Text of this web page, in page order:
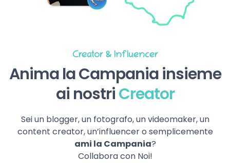
Creator & Influencer
Anima la Campania insieme
ai nostriCreator
Sei un blogger, un fotografo, un videomaker, un
content creator, un’influencer o semplicemente
ami la Campania?
Collabora con Noi!